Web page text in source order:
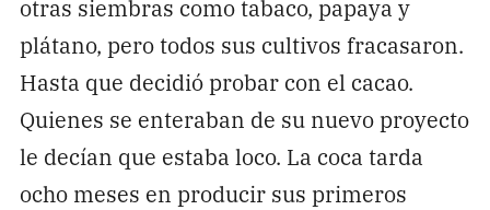
otras siembras como tabaco, papaya y
plátano, pero todos sus cultivos fracasaron.
Hasta que decidió probar con el cacao.
Quienes se enteraban de su nuevo proyecto
le decían que estaba loco. La coca tarda
ocho meses en producir sus primeros